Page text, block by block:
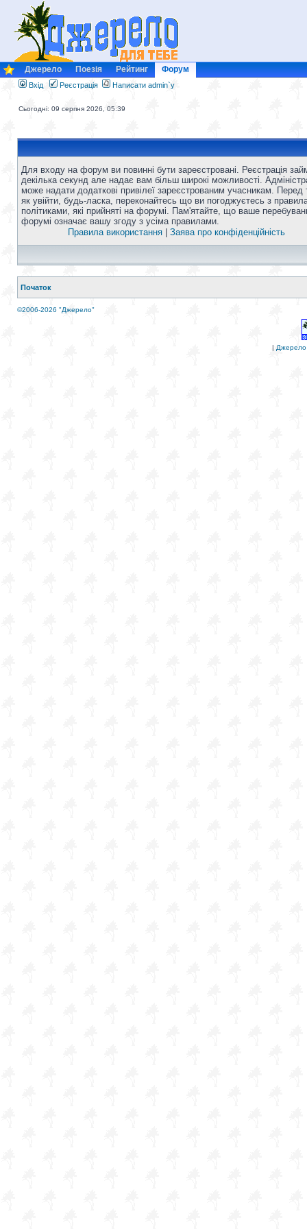
Джерело Поезія Рейтинг Форум
Вхід Реєстрація Написати admin`у
Сьогодні: 09 серпня 2026, 05:39
Для входу на форум ви повинні бути зареєстровані. Реєстрація
декілька секунд але надає вам більш широкі можливості.
може надати додаткові привілеї зареєстрованим учасникам. Перед
як увійти, будь-ласка, переконайтесь що ви погоджуєтесь з
політиками, які прийняті на форумі. Пам'ятайте, що ваше
форумі означає вашу згоду з усіма правилами.
Правила використання
Заява про конфіденційність
Початок
©2006-2026 "Джерело"
| Джерело